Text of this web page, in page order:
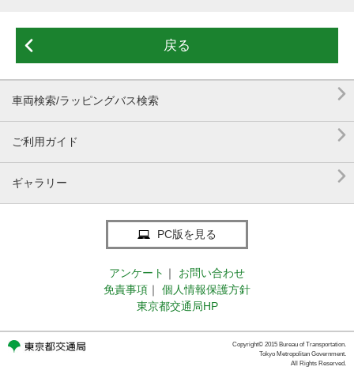
 戻る
車両検索/ラッピングバス検索 
ご利用ガイド 
ギャラリー 
PC版を見る
アンケート ｜
お問い合わせ
免責事項 ｜
個人情報保護方針
東京都交通局HP
Copyright© 2015 Bureau of Transportation.
Tokyo Metropolitan Government.
All Rights Reserved.